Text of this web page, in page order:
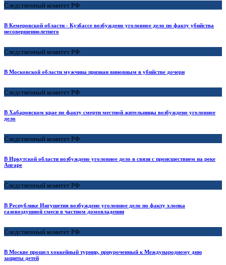
Следственный комитет РФ
В Кемеровской области - Кузбассе возбуждено уголовное дело по факту убийства
несовершеннолетнего
Следственный комитет РФ
В Московской области мужчина признан виновным в убийстве дочери
Следственный комитет РФ
В Хабаровском крае по факту смерти местной жительницы возбуждено уголовное
дело
Следственный комитет РФ
В Иркутской области возбуждено уголовное дело в связи с происшествием на реке
Ангаре
Следственный комитет РФ
В Республике Ингушетия возбуждено уголовное дело по факту хлопка
газовоздушной смеси в частном домовладении
Следственный комитет РФ
В Москве прошел хоккейный турнир, приуроченный к Международному дню
защиты детей